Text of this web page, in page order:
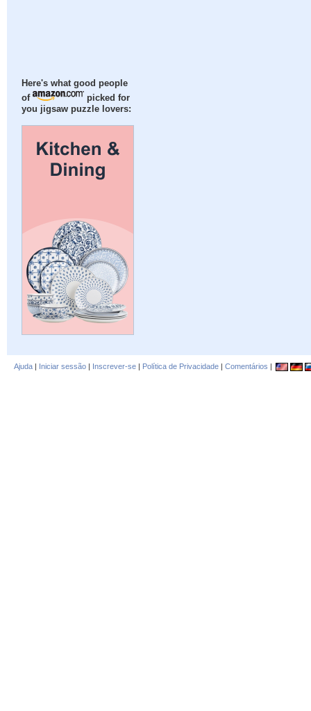
Here's what good people
of
picked for
you jigsaw puzzle lovers:
Ajuda | Iniciar sessão | Inscrever-se | Política de Privacidade | Comentários |